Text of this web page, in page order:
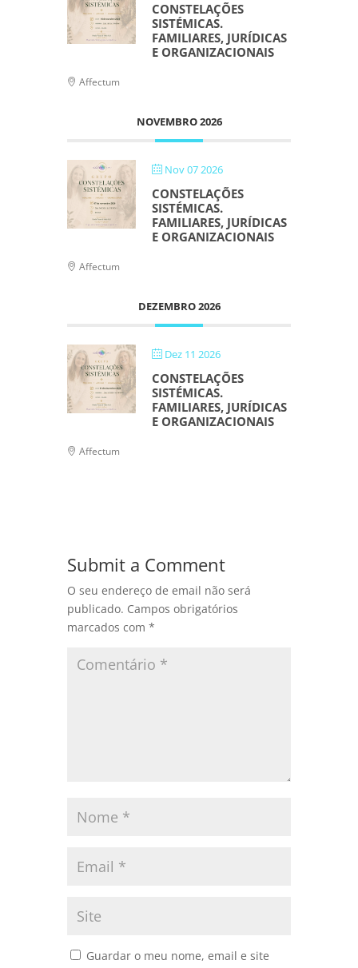
CONSTELAÇÕES
SISTÉMICAS.
FAMILIARES, JURÍDICAS
E ORGANIZACIONAIS
Affectum
NOVEMBRO 2026
Nov 07 2026
CONSTELAÇÕES
SISTÉMICAS.
FAMILIARES, JURÍDICAS
E ORGANIZACIONAIS
Affectum
DEZEMBRO 2026
Dez 11 2026
CONSTELAÇÕES
SISTÉMICAS.
FAMILIARES, JURÍDICAS
E ORGANIZACIONAIS
Affectum
Submit a Comment
O seu endereço de email não será
publicado. Campos obrigatórios
marcados com *
Guardar o meu nome, email e site